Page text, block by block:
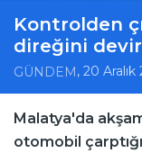
Kontrolden
direğini
GÜNDEM, 20
Malatya'da
otomobil